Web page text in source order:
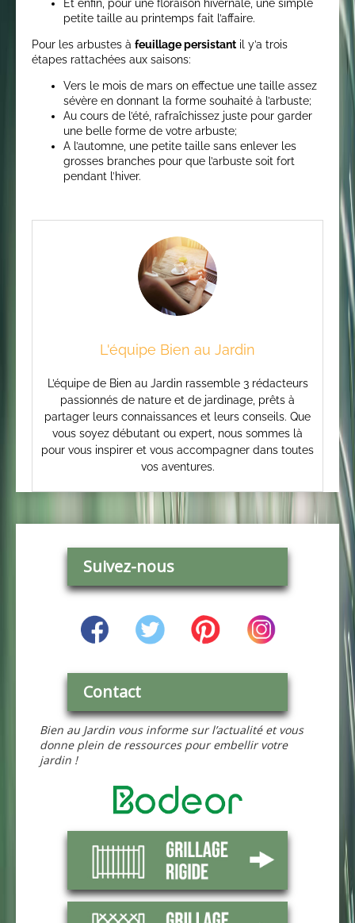
Et enfin, pour une floraison hivernale, une simple
petite taille au printemps fait l’affaire.
Pour les arbustes à feuillage persistant il y’a trois
étapes rattachées aux saisons:
Vers le mois de mars on effectue une taille assez
sévère en donnant la forme souhaité à l’arbuste;
Au cours de l’été, rafraîchissez juste pour garder
une belle forme de votre arbuste;
A l’automne, une petite taille sans enlever les
grosses branches pour que l’arbuste soit fort
pendant l’hiver.
L'équipe Bien au Jardin
L’équipe de Bien au Jardin rassemble 3 rédacteurs
passionnés de nature et de jardinage, prêts à
partager leurs connaissances et leurs conseils. Que
vous soyez débutant ou expert, nous sommes là
pour vous inspirer et vous accompagner dans toutes
vos aventures.
Suivez-nous
Contact
Bien au Jardin vous informe sur l’actualité et vous
donne plein de ressources pour embellir votre
jardin !